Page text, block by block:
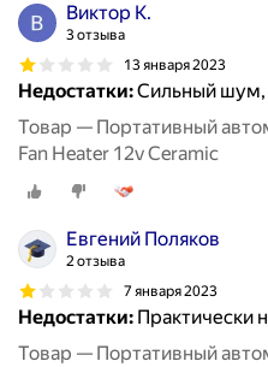
Виктор К.
3 отзыва
13 января 2023
Недостатки:Сильный шум,
Товар — Портативный
Fan Heater 12v Ceramic
Евгений Поляков
2 отзыва
7 января 2023
Недостатки: Практически
Товар — Портативный